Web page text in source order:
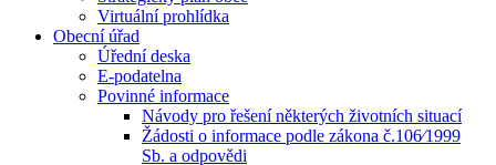
Virtuální prohlídka
Obecní úřad
Úřední deska
E-podatelna
Povinné informace
Návody pro řešení některých životních situací
Žádosti o informace podle zákona č.106⁄1999
Sb. a odpovědi